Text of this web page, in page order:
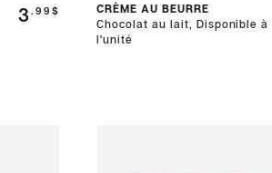
3 .99$
CRÈME AU BEURRE
Chocolat au lait, Disponible à
l'unité